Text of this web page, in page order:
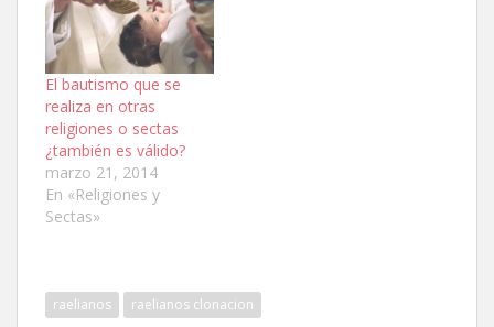
El bautismo que se
realiza en otras
religiones o sectas
¿también es válido?
marzo 21, 2014
En «Religiones y
Sectas»
raelianos raelianos clonacion